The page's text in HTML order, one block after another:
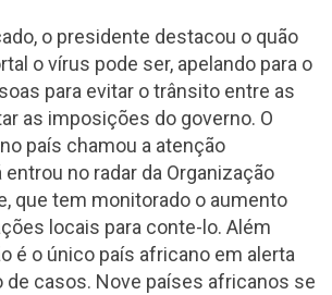
o presidente destacou o quão
o vírus pode ser, apelando para o
para evitar o trânsito entre as
as imposições do governo. O
país chamou a atenção
no radar da Organização
que tem monitorado o aumento
locais para conte-lo. Além
é o único país africano em alerta
de casos. Nove países africanos se